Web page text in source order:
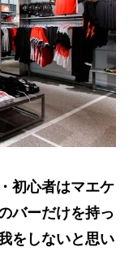
初心者はマエケ
バーだけを持っ
をしないと思い